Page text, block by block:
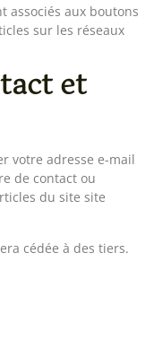
associés aux boutons
sur les réseaux
et
votre adresse e-mail
de contact ou
du site site
cédée à des tiers.